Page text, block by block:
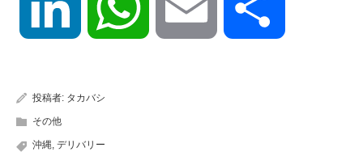
LinkedIn WhatsApp Email
投稿者: タカバシ
その他
沖縄, デリバリー